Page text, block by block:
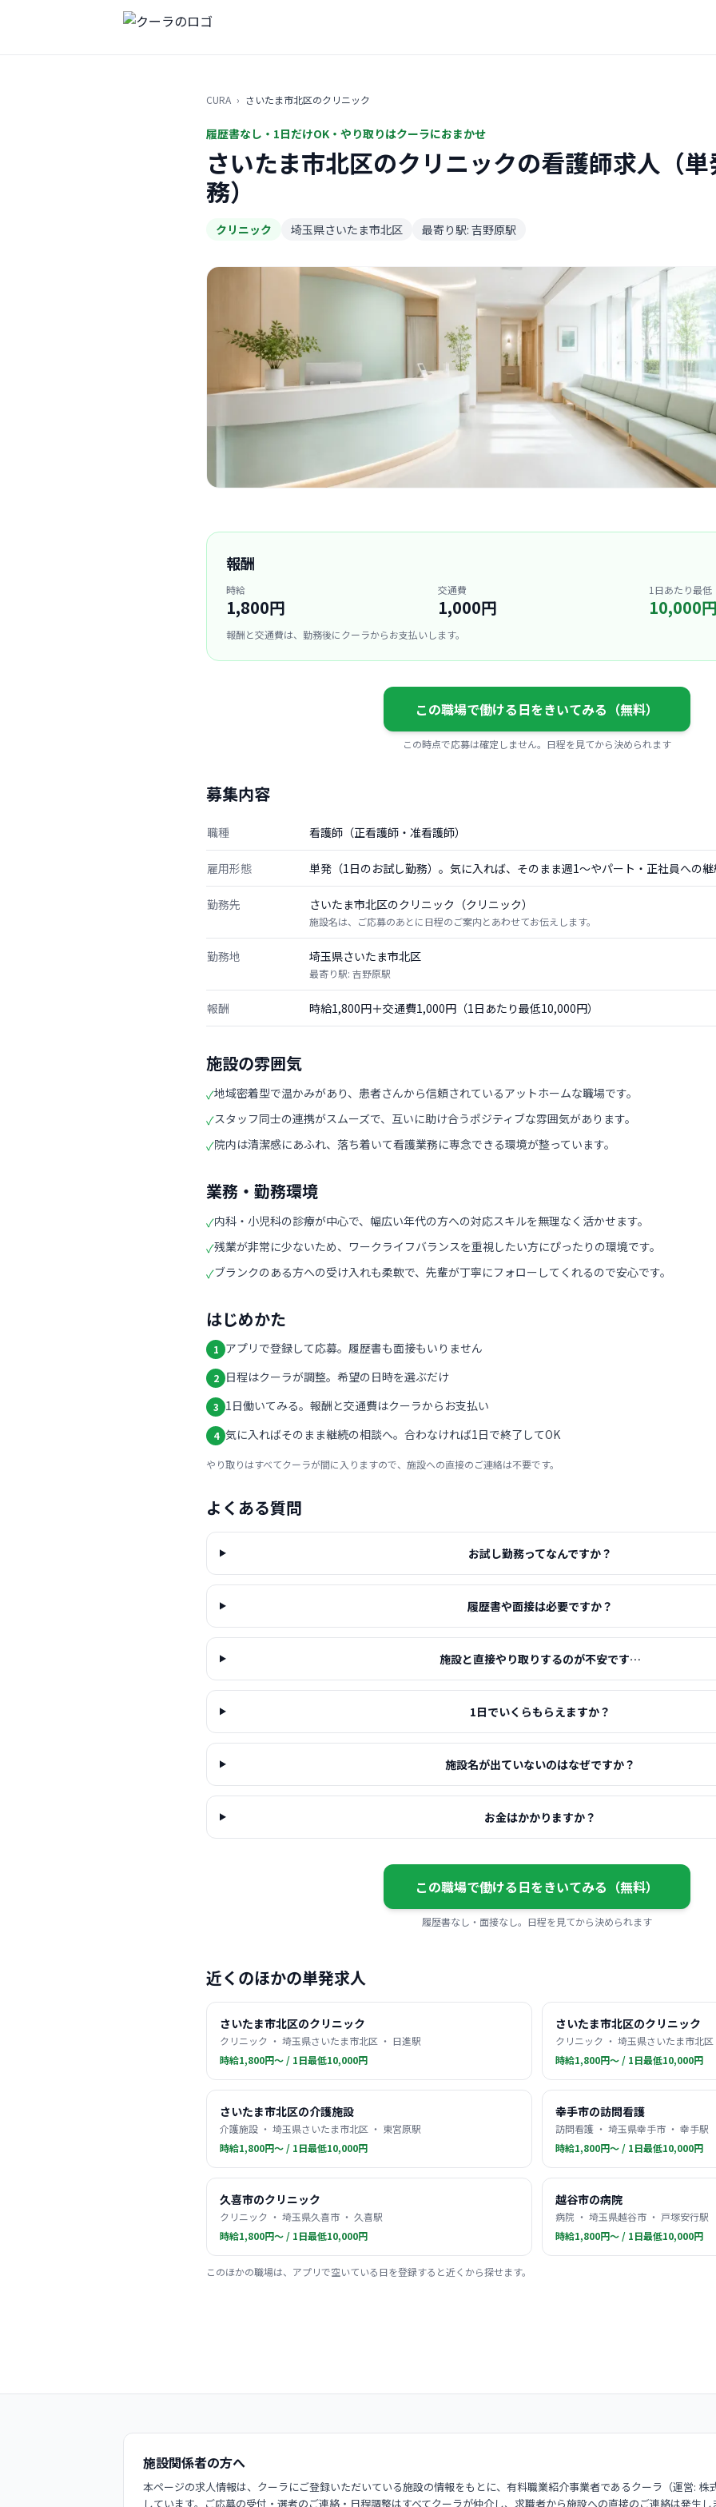
CURA › さいたま市北区のクリニック
履歴書なし・1日だけOK・やり取りはクーラにおまかせ
さいたま市北区のクリニックの看護師求人（
務）
クリニック 埼玉県さいたま市北区 最寄り駅: 吉野原駅
報酬
時給
1,800円
交通費
1,000円
1日あたり最低
10,000円
報酬と交通費は、勤務後にクーラからお支払いします。
この職場で働ける日をきいてみる（無料）
この時点で応募は確定しません。日程を見てから決められます
募集内容
職種 看護師（正看護師・准看護師）
雇用形態 単発（1日のお試し勤務）。気に入れば、そのまま週1〜やパート・正社員への継
勤務先 さいたま市北区のクリニック（クリニック）
施設名は、ご応募のあとに日程のご案内とあわせてお伝えします。
勤務地 埼玉県さいたま市北区
最寄り駅: 吉野原駅
報酬 時給1,800円＋交通費1,000円（1日あたり最低10,000円）
施設の雰囲気
✓地域密着型で温かみがあり、患者さんから信頼されているアットホームな職場です。
✓スタッフ同士の連携がスムーズで、互いに助け合うポジティブな雰囲気があります。
✓院内は清潔感にあふれ、落ち着いて看護業務に専念できる環境が整っています。
業務・勤務環境
✓内科・小児科の診療が中心で、幅広い年代の方への対応スキルを無理なく活かせます。
✓残業が非常に少ないため、ワークライフバランスを重視したい方にぴったりの環境です。
✓ブランクのある方への受け入れも柔軟で、先輩が丁寧にフォローしてくれるので安心です。
はじめかた
1 アプリで登録して応募。履歴書も面接もいりません
2 日程はクーラが調整。希望の日時を選ぶだけ
3 1日働いてみる。報酬と交通費はクーラからお支払い
4 気に入ればそのまま継続の相談へ。合わなければ1日で終了してOK
やり取りはすべてクーラが間に入りますので、施設への直接のご連絡は不要です。
よくある質問
お試し勤務ってなんですか？
履歴書や面接は必要ですか？
施設と直接やり取りするのが不安です…
1日でいくらもらえますか？
施設名が出ていないのはなぜですか？
お金はかかりますか？
この職場で働ける日をきいてみる（無料）
履歴書なし・面接なし。日程を見てから決められます
近くのほかの単発求人
さいたま市北区のクリニック
クリニック ・ 埼玉県さいたま市北区 ・ 日進駅
時給1,800円〜 / 1日最低10,000円
さいたま市北区のクリニック
クリニック ・ 埼玉県さいたま市北
時給1,800円〜 / 1日最低10,000円
さいたま市北区の介護施設
介護施設 ・ 埼玉県さいたま市北区 ・ 東宮原駅
時給1,800円〜 / 1日最低10,000円
幸手市の訪問看護
訪問看護 ・ 埼玉県幸手市 ・ 幸手駅
時給1,800円〜 / 1日最低10,000円
久喜市のクリニック
クリニック ・ 埼玉県久喜市 ・ 久喜駅
時給1,800円〜 / 1日最低10,000円
越谷市の病院
病院 ・ 埼玉県越谷市 ・ 戸塚安行駅
時給1,800円〜 / 1日最低10,000円
このほかの職場は、アプリで空いている日を登録すると近くから探せます。
施設関係者の方へ
本ページの求人情報は、クーラにご登録いただいている施設の情報をもとに、有料職業紹介事業者であるクーラ（運営:
しています。ご応募の受付・選考のご連絡・日程調整はすべてクーラが仲介し、求職者から施設への直接のご連絡は発生